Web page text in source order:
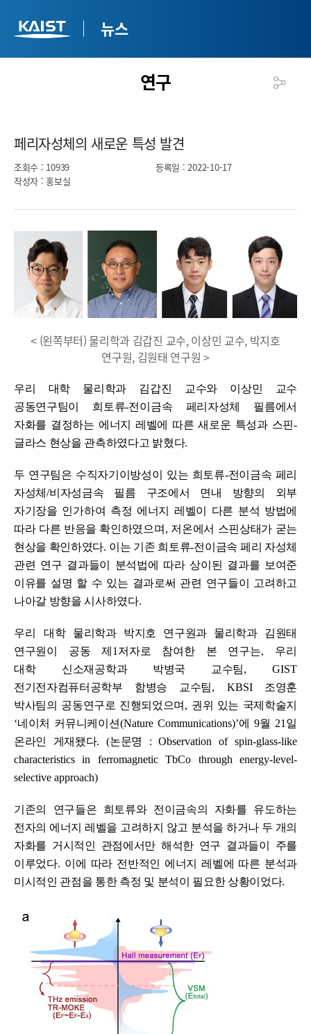
뉴스
연구
페리자성체의 새로운 특성 발견​
조회수 : 10939 등록일 : 2022-10-17
작성자 : 홍보실
< (왼쪽부터) 물리학과 김갑진 교수, 이상민 교수, 박지호
연구원, 김원태 연구원 >
우리 대학 물리학과 김갑진 교수와 이상민 교수
공동연구팀이 희토류-전이금속 페리자성체 필름에서
자화를 결정하는 에너지 레벨에 따른 새로운 특성과 스핀-
글라스 현상을 관측하였다고 밝혔다.
두 연구팀은 수직자기이방성이 있는 희토류-전이금속 페리
자성체/비자성금속 필름 구조에서 면내 방향의 외부
자기장을 인가하여 측정 에너지 레벨이 다른 분석 방법에
따라 다른 반응을 확인하였으며 , 저온에서 스핀상태가 굳는
현상을 확인하였다. 이는 기존 희토류-전이금속 페리 자성체
관련 연구 결과들이 분석법에 따라 상이된 결과를 보여준
이유를 설명 할 수 있는 결과로써 관련 연구들이 고려하고
나아갈 방향을 시사하였다.
우리 대학 물리학과 박지호 연구원과 물리학과 김원태
연구원이 공동 제 1 저자로 참여한 본 연구는, 우리
대학 신소재공학과 박병국 교수팀, GIST
전기전자컴퓨터공학부 함병승 교수팀, KBSI 조영훈
박사팀의 공동연구로 진행되었으며 , 권위 있는 국제학술지
‘네이처 커뮤니케이션(Nature Communications)’에9월 21 일
온라인 게재됐다. (논문명 : Observation of spin-glass-like
characteristics in ferromagnetic TbCo through energy-level-
selective approach)
기존의 연구들은 희토류와 전이금속의 자화를 유도하는
전자의 에너지 레벨을 고려하지 않고 분석을 하거나 두 개의
자화를 거시적인 관점에서만 해석한 연구 결과들이 주를
이루었다. 이에 따라 전반적인 에너지 레벨에 따른 분석과
미시적인 관점을 통한 측정 및 분석이 필요한 상황이었다.